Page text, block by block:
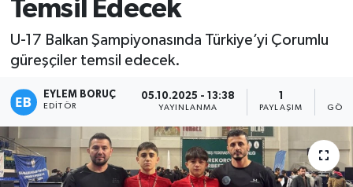
Temsil Edecek
U-17 Balkan Şampiyonasında Türkiye’yi Çorumlu
güreşçiler temsil edecek.
EYLEM BORUÇ
EDITÖR
05.10.2025 - 13:38
YAYINLANMA
1
PAYLAŞIM
Son Dakika Haberleri
Haber Arşivi